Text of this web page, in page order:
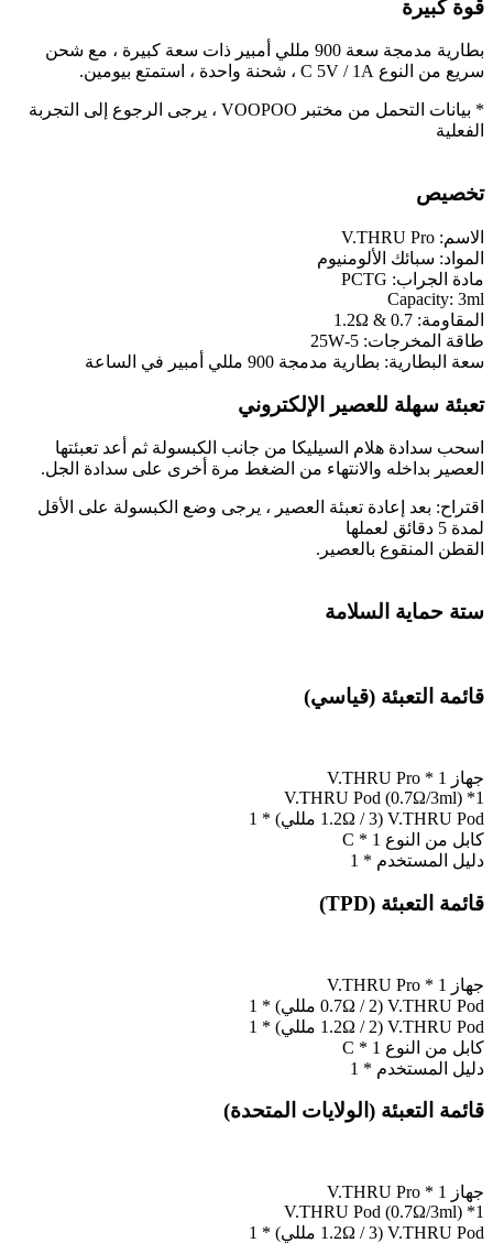
قوة كبيرة
بطارية مدمجة سعة 900 مللي أمبير ذات سعة كبيرة ، مع شحن
سريع من النوع C 5V / 1A ، شحنة واحدة ، استمتع بيومين.
* بيانات التحمل من مختبر VOOPOO ، يرجى الرجوع إلى التجربة
الفعلية
تخصيص
الاسم: V.THRU Pro
المواد: سبائك الألومنيوم
مادة الجراب: PCTG
Capacity: 3ml
المقاومة: 1.2Ω & 0.7
طاقة المخرجات: 5-25W
سعة البطارية: بطارية مدمجة 900 مللي أمبير في الساعة
تعبئة سهلة للعصير الإلكتروني
اسحب سدادة هلام السيليكا من جانب الكبسولة ثم أعد تعبئتها
العصير بداخله والانتهاء من الضغط مرة أخرى على سدادة الجل.
اقتراح: بعد إعادة تعبئة العصير ، يرجى وضع الكبسولة على الأقل
لمدة 5 دقائق لعملها
القطن المنقوع بالعصير.
ستة حماية السلامة
قائمة التعبئة (قياسي)
جهاز V.THRU Pro * 1
V.THRU Pod (0.7Ω/3ml) *1
V.THRU Pod (1.2Ω / 3 مللي) * 1
كابل من النوع C * 1
دليل المستخدم * 1
قائمة التعبئة (TPD)
جهاز V.THRU Pro * 1
V.THRU Pod (0.7Ω / 2 مللي) * 1
V.THRU Pod (1.2Ω / 2 مللي) * 1
كابل من النوع C * 1
دليل المستخدم * 1
قائمة التعبئة (الولايات المتحدة)
جهاز V.THRU Pro * 1
V.THRU Pod (0.7Ω/3ml) *1
V.THRU Pod (1.2Ω / 3 مللي) * 1